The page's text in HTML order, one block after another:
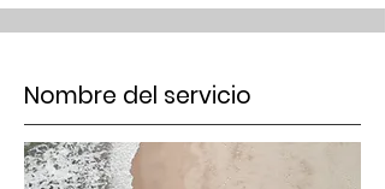
Nombre del servicio